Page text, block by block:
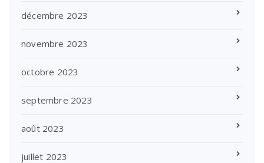
décembre 2023
novembre 2023
octobre 2023
septembre 2023
août 2023
juillet 2023